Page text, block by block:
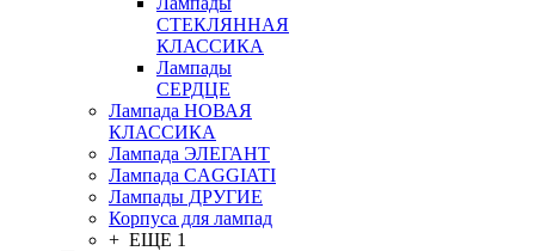
СТЕКЛЯННАЯ
КЛАССИКА
Лампады
СЕРДЦЕ
Лампада НОВАЯ
КЛАССИКА
Лампада ЭЛЕГАНТ
Лампада CAGGIATI
Лампады ДРУГИЕ
Корпуса для лампад
+ ЕЩЕ 1